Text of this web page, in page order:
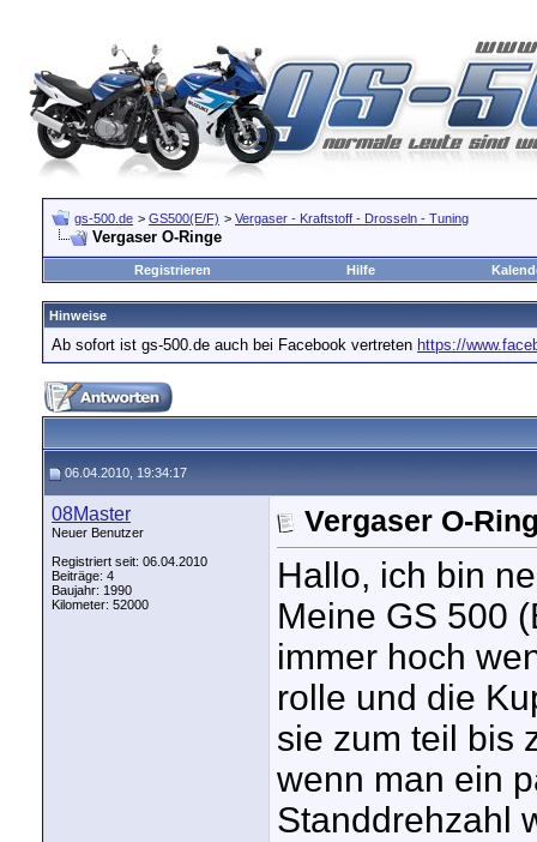
gs-500.de > GS500(E/F) > Vergaser - Kraftstoff - Drosseln - Tuning
Vergaser O-Ringe
Registrieren Hilfe
Hinweise
Ab sofort ist gs-500.de auch bei Facebook vertreten https://
06.04.2010, 19:34:17
08Master
Neuer Benutzer
Registriert seit: 06.04.2010
Beiträge: 4
Baujahr: 1990
Kilometer: 52000
Vergaser O-
Hallo, ich bin
Meine GS 500
immer hoch
rolle und die
sie zum teil bis
wenn man ein
Standdrehzahl